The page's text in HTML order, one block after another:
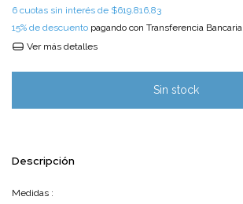
6 cuotas sin interés de $619.816,83
15% de descuento pagando con Transferencia Bancaria
Ver más detalles
Descripción
Medidas :